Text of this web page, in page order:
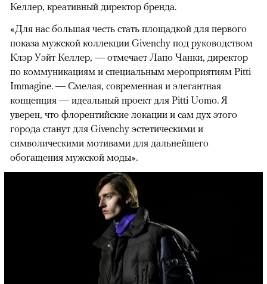
Келлер, креативный директор бренда.
«Для нас большая честь стать площадкой для первого
показа мужской коллекции Givenchy под руководством
Клэр Уэйт Келлер, — отмечает Лапо Чанки, директор
по коммуникациям и специальным мероприятиям Pitti
Immagine. — Смелая, современная и элегантная
концепция — идеальный проект для Pitti Uomo. Я
уверен, что флорентийские локации и сам дух этого
города станут для Givenchy эстетическими и
символическими мотивами для дальнейшего
обогащения мужской моды».